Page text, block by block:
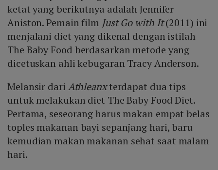
ketat yang berikutnya adalah Jennifer
Aniston. Pemain film Just Go with It(2011) ini
menjalani diet yang dikenal dengan istilah
The Baby Food berdasarkan metode yang
dicetuskan ahli kebugaran Tracy Anderson.
Melansir dari Athleanxterdapat dua tips
untuk melakukan diet The Baby Food Diet.
Pertama, seseorang harus makan empat belas
toples makanan bayi sepanjang hari, baru
kemudian makan makanan sehat saat malam
hari.